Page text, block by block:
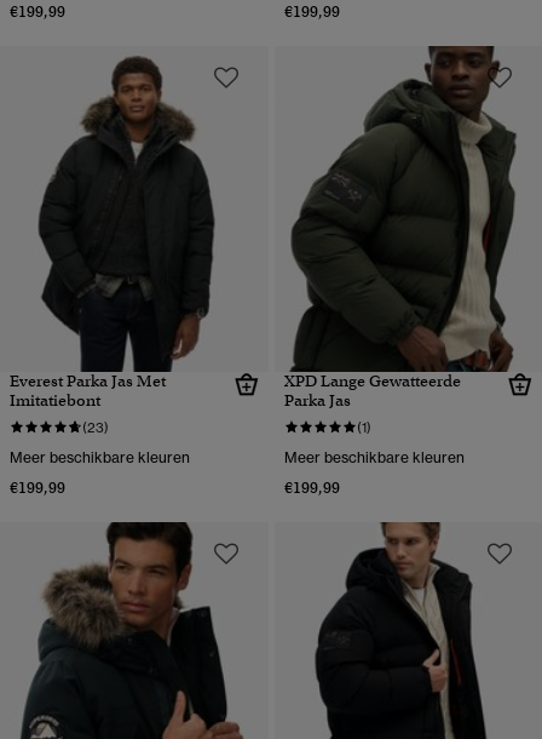
€199,99 €199,99
Everest Parka Jas Met
Imitatiebont
(23)
Meer beschikbare kleuren
€199,99
XPD Lange Gewatteerde
Parka Jas
(1)
Meer beschikbare kleuren
€199,99